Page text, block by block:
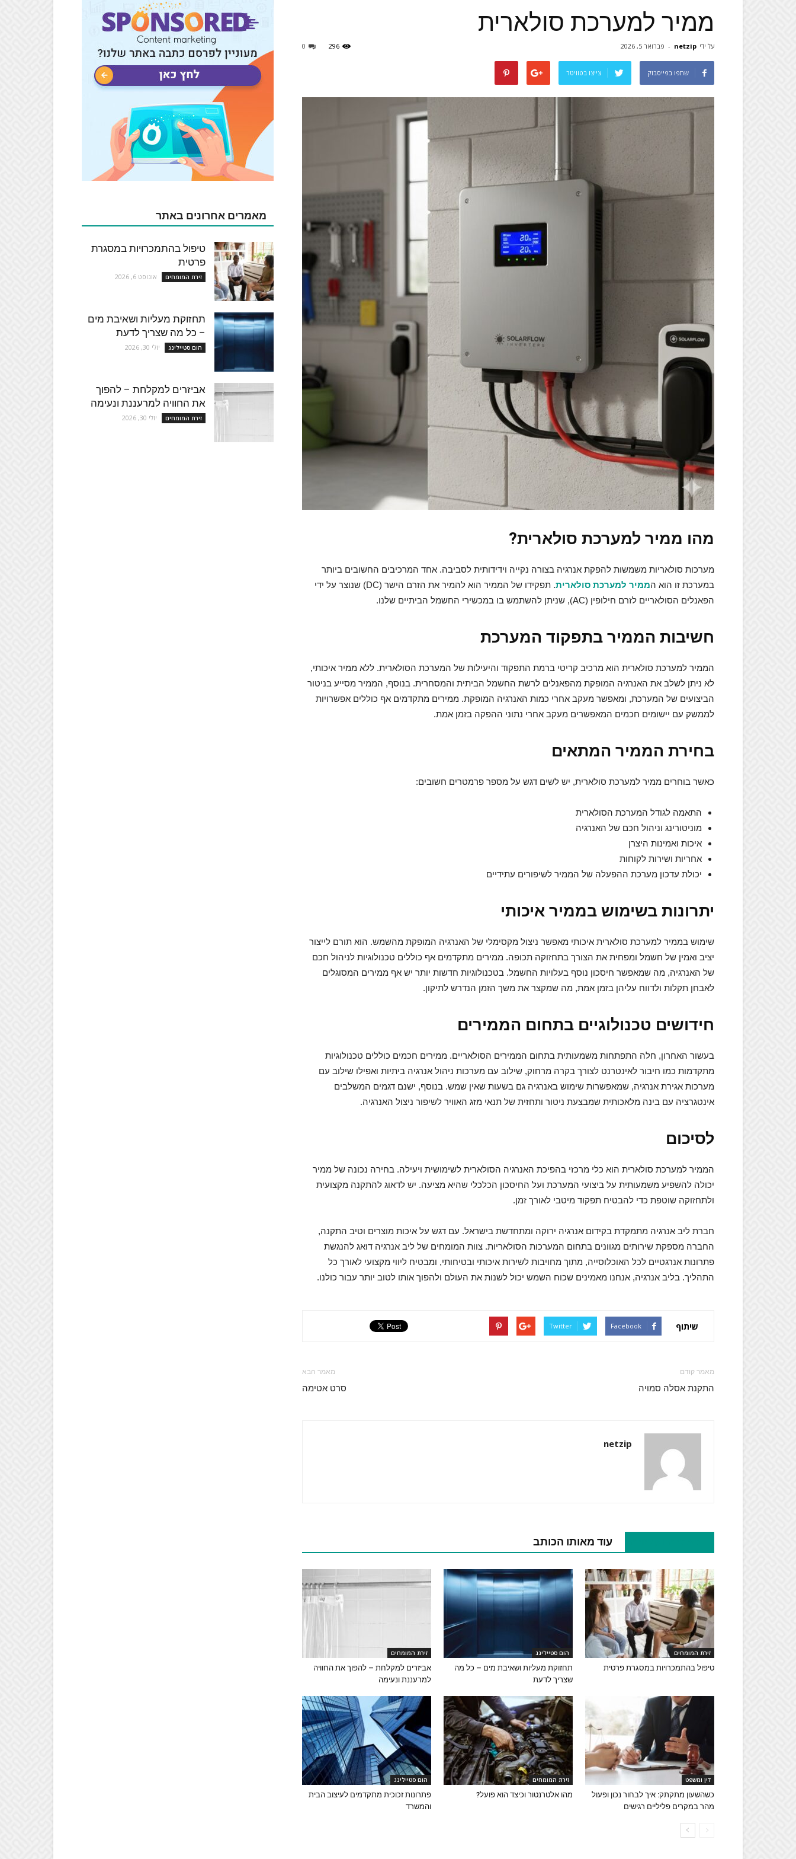
ממיר למערכת סולארית
על ידי netzip
- פברואר 5, 2026 0 296
שתפו בפייסבוק צייצו בטוויטר
מהו ממיר למערכת סולארית?
מערכות סולאריות משמשות להפקת אנרגיה בצורה נקייה וידידותית לסביבה. אחד המרכיבים החשובים ביותר
במערכת זו הוא הממיר למערכת סולארית
. תפקידו של הממיר הוא להמיר את הזרם הישר (DC) שנוצר על ידי
הפאנלים הסולאריים לזרם חילופין (AC), שניתן להשתמש בו במכשירי החשמל הביתיים שלנו.
חשיבות הממיר בתפקוד המערכת
הממיר למערכת סולארית הוא מרכיב קריטי ברמת התפקוד והיעילות של המערכת הסולארית. ללא ממיר איכותי,
לא ניתן לשלב את האנרגיה המופקת מהפאנלים לרשת החשמל הביתית והמסחרית. בנוסף, הממיר מסייע בניטור
הביצועים של המערכת, ומאפשר מעקב אחרי כמות האנרגיה המופקת. ממירים מתקדמים אף כוללים אפשרויות
לממשק עם יישומים חכמים המאפשרים מעקב אחרי נתוני ההפקה בזמן אמת.
בחירת הממיר המתאים
כאשר בוחרים ממיר למערכת סולארית, יש לשים דגש על מספר פרמטרים חשובים:
התאמה לגודל המערכת הסולארית
מוניטורינג וניהול חכם של האנרגיה
איכות ואמינות היצרן
אחריות ושירות לקוחות
יכולת עדכון מערכת ההפעלה של הממיר לשיפורים עתידיים
יתרונות בשימוש בממיר איכותי
שימוש בממיר למערכת סולארית איכותי מאפשר ניצול מקסימלי של האנרגיה המופקת מהשמש. הוא תורם לייצור
יציב ואמין של חשמל ומפחית את הצורך בתחזוקה תכופה. ממירים מתקדמים אף כוללים טכנולוגיות לניהול חכם
של האנרגיה, מה שמאפשר חיסכון נוסף בעלויות החשמל. בטכנולוגיות חדשות יותר יש אף ממירים המסוגלים
לאבחן תקלות ולדווח עליהן בזמן אמת, מה שמקצר את משך הזמן הנדרש לתיקון.
חידושים טכנולוגיים בתחום הממירים
בעשור האחרון, חלה התפתחות משמעותית בתחום הממירים הסולאריים. ממירים חכמים כוללים טכנולוגיות
מתקדמות כמו חיבור לאינטרנט לצורך בקרה מרחוק, שילוב עם מערכות ניהול אנרגיה ביתיות ואפילו שילוב עם
מערכות אגירת אנרגיה, שמאפשרות שימוש באנרגיה גם בשעות שאין שמש. בנוסף, ישנם דגמים המשלבים
אינטגרציה עם בינה מלאכותית שמבצעת ניטור ותחזית של תנאי מזג האוויר לשיפור ניצול האנרגיה.
לסיכום
הממיר למערכת סולארית הוא כלי מרכזי בהפיכת האנרגיה הסולארית לשימושית ויעילה. בחירה נכונה של ממיר
יכולה להשפיע משמעותית על ביצועי המערכת ועל החיסכון הכלכלי שהיא מציעה. יש לדאוג להתקנה מקצועית
ולתחזוקה שוטפת כדי להבטיח תפקוד מיטבי לאורך זמן.
חברת ליב אנרגיה מתמקדת בקידום אנרגיה ירוקה ומתחדשת בישראל. עם דגש על איכות מוצרים וטיב התקנה,
החברה מספקת שירותים מגוונים בתחום המערכות הסולאריות. צוות המומחים של ליב אנרגיה דואג להנגשת
פתרונות אנרגטיים לכל האוכלוסייה, מתוך מחויבות לשירות איכותי ובטיחותי, ומבטיח ליווי מקצועי לאורך כל
התהליך. בליב אנרגיה, אנחנו מאמינים שכוח השמש יכול לשנות את העולם ולהפוך אותו לטוב יותר עבור כולנו.
שיתוף Facebook
Twitter
מאמר קודם
התקנת אסלה סמויה
מאמר הבא
סרט אטימה
netzip
עוד מאותו הכותב
זירת המומחים
טיפול בהתמכרויות במסגרת פרטית
הום סטיילינג
תחזוקת מעליות ושאיבת מים – כל מה
שצריך לדעת
זירת המומחים
אביזרים למקלחת – להפוך את החוויה
למרעננת ונעימה
דין ומשפט
כשהשעון מתקתק: איך לבחור נכון ופעול
מהר במקרים פליליים רגישים
זירת המומחים
מהו אלטרנטור וכיצד הוא פועל?
הום סטיילינג
פתרונות זכוכית מתקדמים לעיצוב הבית
והמשרד
מאמרים אחרונים באתר
טיפול בהתמכרויות במסגרת
פרטית
זירת המומחים אוגוסט 6, 2026
תחזוקת מעליות ושאיבת מים
– כל מה שצריך לדעת
הום סטיילינג יולי 30, 2026
אביזרים למקלחת – להפוך
את החוויה למרעננת ונעימה
זירת המומחים יולי 30, 2026